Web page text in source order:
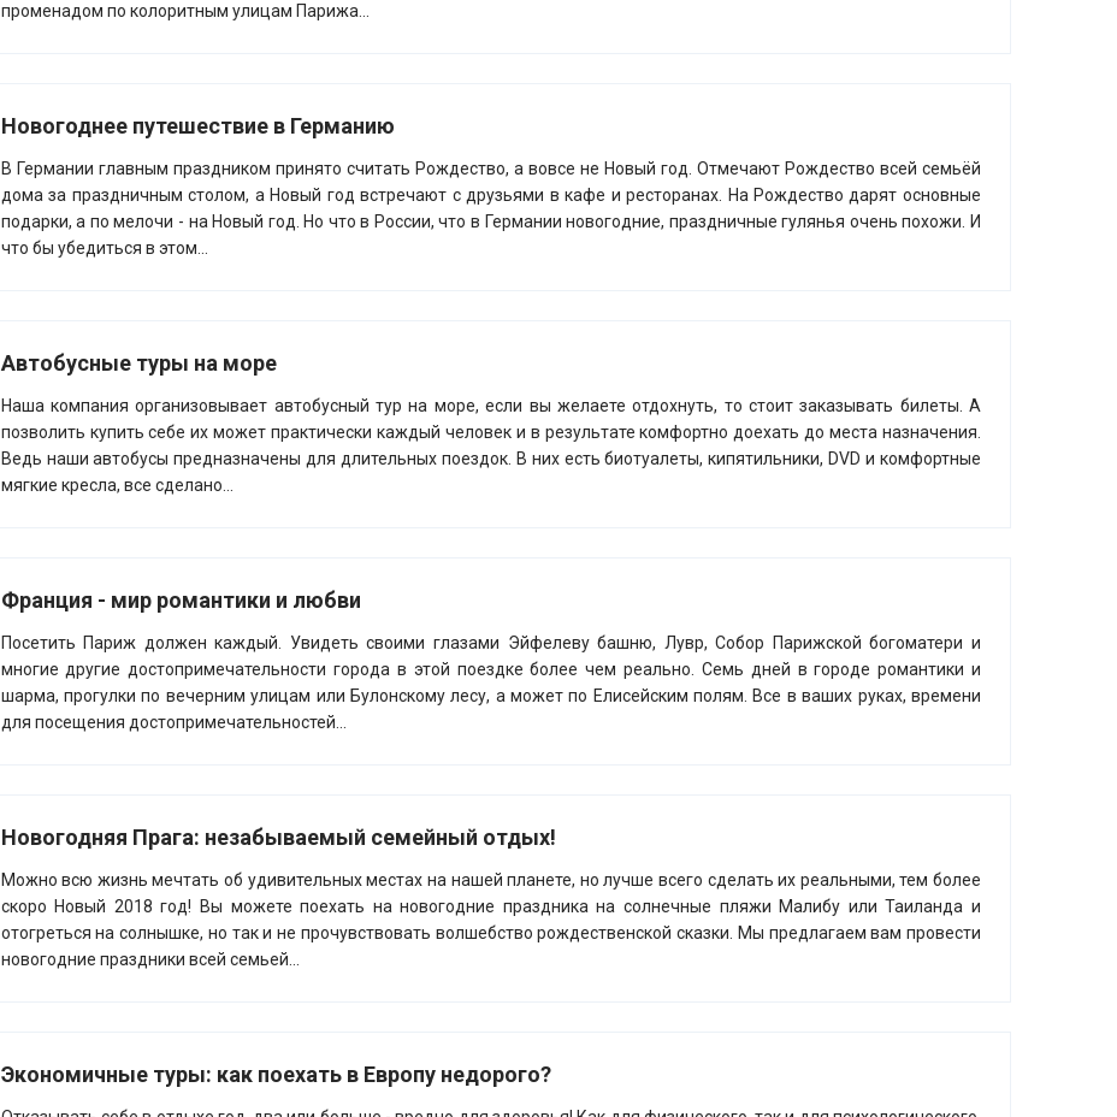
променадом по колоритным улицам Парижа...
Новогоднее путешествие в Германию
В Германии главным праздником принято считать Рождество, а вовсе не Новый год. Отмечают Рождество всей семьёй
дома за праздничным столом, а Новый год встречают с друзьями в кафе и ресторанах. На Рождество дарят основные
подарки, а по мелочи - на Новый год. Но что в России, что в Германии новогодние, праздничные гулянья очень похожи. И
что бы убедиться в этом...
Автобусные туры на море
Наша компания организовывает автобусный тур на море, если вы желаете отдохнуть, то стоит заказывать билеты. А
позволить купить себе их может практически каждый человек и в результате комфортно доехать до места назначения.
Ведь наши автобусы предназначены для длительных поездок. В них есть биотуалеты, кипятильники, DVD и комфортные
мягкие кресла, все сделано...
Франция - мир романтики и любви
Посетить Париж должен каждый. Увидеть своими глазами Эйфелеву башню, Лувр, Собор Парижской богоматери и
многие другие достопримечательности города в этой поездке более чем реально. Семь дней в городе романтики и
шарма, прогулки по вечерним улицам или Булонскому лесу, а может по Елисейским полям. Все в ваших руках, времени
для посещения достопримечательностей...
Новогодняя Прага: незабываемый семейный отдых!
Можно всю жизнь мечтать об удивительных местах на нашей планете, но лучше всего сделать их реальными, тем более
скоро Новый 2018 год! Вы можете поехать на новогодние праздника на солнечные пляжи Малибу или Таиланда и
отогреться на солнышке, но так и не прочувствовать волшебство рождественской сказки. Мы предлагаем вам провести
новогодние праздники всей семьей...
Экономичные туры: как поехать в Европу недорого?